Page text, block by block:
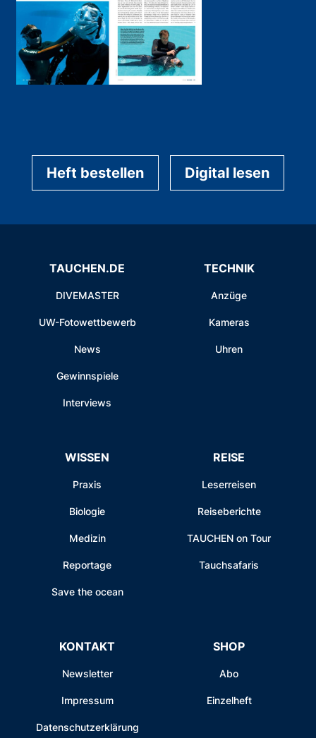
Heft bestellen Digital lesen
TAUCHEN.DE
DIVEMASTER
UW-Fotowettbewerb
News
Gewinnspiele
Interviews
TECHNIK
Anzüge
Kameras
Uhren
WISSEN
Praxis
Biologie
Medizin
Reportage
Save the ocean
REISE
Leserreisen
Reiseberichte
TAUCHEN on Tour
Tauchsafaris
KONTAKT
Newsletter
Impressum
Datenschutzerklärung
SHOP
Abo
Einzelheft